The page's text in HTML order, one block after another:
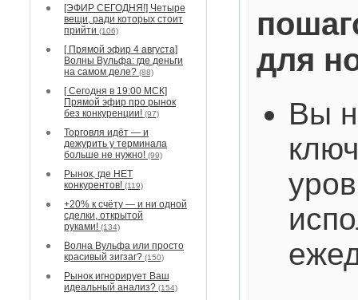
[ЭФИР СЕГОДНЯ!] Четыре
вещи, ради которых стоит
прийти (106)
[ Прямой эфир 4 августа]
Волны Вульфа: где деньги
на самом деле? (88)
[ Сегодня в 19:00 МСК]
Прямой эфир про рынок
без конкуренции! (97)
Торговля идёт — и
дежурить у терминала
больше не нужно! (99)
Рынок, где НЕТ
конкурентов! (119)
+20% к счёту — и ни одной
сделки, открытой
руками! (134)
Волна Вульфа или просто
красивый зигзаг? (150)
Рынок игнорирует Ваш
идеальный анализ? (154)
для
Вы